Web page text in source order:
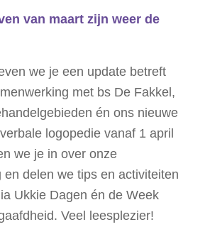
van maart zijn weer de
we je een update betreft
met bs De Fakkel,
én ons nieuwe
logopedie vanaf 1 april
we je in over onze
en delen we tips en activiteiten
Ukkie Dagen én de Week
Veel leesplezier!